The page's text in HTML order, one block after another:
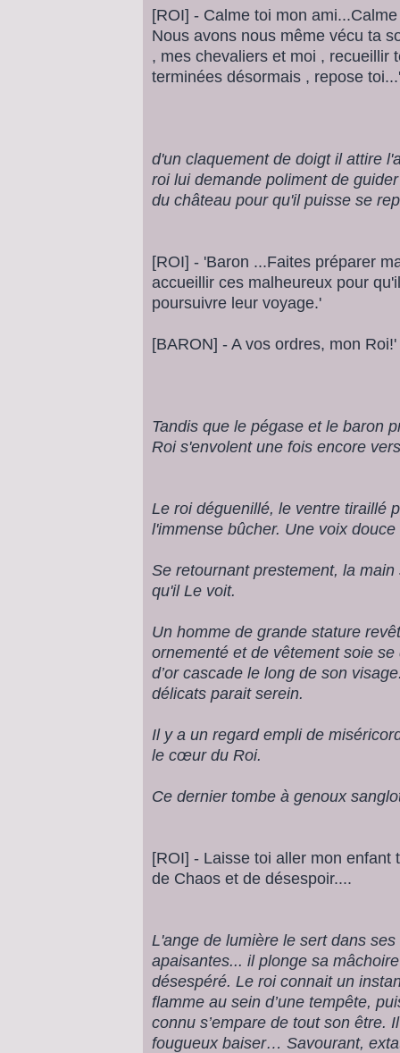
[ROI] - Calme toi mon
Nous avons nous même vécu ta
, mes chevaliers et moi , recueillir
terminées désormais , repose toi...'
d'un claquement de doigt il attire
roi lui demande poliment de
du château pour qu'il puisse se
[ROI] - 'Baron ...Faites préparer
accueillir ces malheureux pour
poursuivre leur voyage.'
[BARON] - A vos ordres, mon Roi!'
Tandis que le pégase et le baron
Roi s'envolent une fois encore
Le roi déguenillé, le ventre tiraillé
l'immense bûcher. Une voix
Se retournant prestement, la
qu'il Le voit.
Un homme de grande stature
ornementé et de vêtement soie
d’or cascade le long de son
délicats parait serein.
Il y a un regard empli de
le cœur du Roi.
Ce dernier tombe à genoux
[ROI] - Laisse toi aller mon
de Chaos et de désespoir....
L'ange de lumière le sert dans
apaisantes... il plonge sa
désespéré. Le roi connait un
flamme au sein d’une tempête,
connu s’empare de tout son être.
fougueux baiser… Savourant,